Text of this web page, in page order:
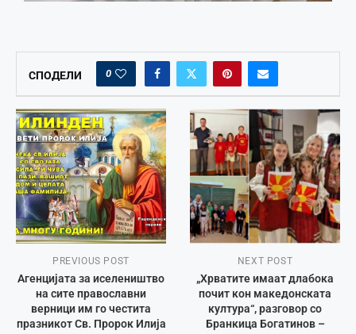
СПОДЕЛИ 0
PREVIOUS POST
Агенцијата за иселеништво
на сите православни
верници им го честита
празникот Св. Пророк Илија
NEXT POST
„Хрватите имаат длабока
почит кон македонската
култура“, разговор со
Бранкица Богатинов –